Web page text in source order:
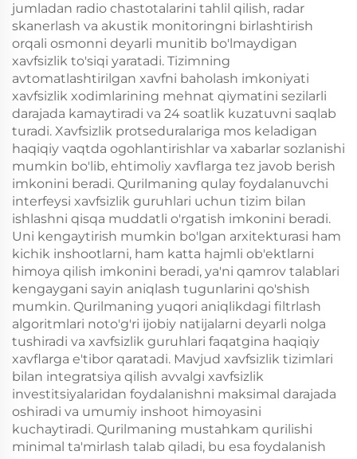
jumladan radio chastotalarini tahlil qilish, radar
skanerlash va akustik monitoringni birlashtirish
orqali osmonni deyarli munitib bo'lmaydigan
xavfsizlik to'siqi yaratadi. Tizimning
avtomatlashtirilgan xavfni baholash imkoniyati
xavfsizlik xodimlarining mehnat qiymatini sezilarli
darajada kamaytiradi va 24 soatlik kuzatuvni saqlab
turadi. Xavfsizlik protseduralariga mos keladigan
haqiqiy vaqtda ogohlantirishlar va xabarlar sozlanishi
mumkin bo'lib, ehtimoliy xavflarga tez javob berish
imkonini beradi. Qurilmaning qulay foydalanuvchi
interfeysi xavfsizlik guruhlari uchun tizim bilan
ishlashni qisqa muddatli o'rgatish imkonini beradi.
Uni kengaytirish mumkin bo'lgan arxitekturasi ham
kichik inshootlarni, ham katta hajmli ob'ektlarni
himoya qilish imkonini beradi, ya'ni qamrov talablari
kengaygani sayin aniqlash tugunlarini qo'shish
mumkin. Qurilmaning yuqori aniqlikdagi filtrlash
algoritmlari noto'g'ri ijobiy natijalarni deyarli nolga
tushiradi va xavfsizlik guruhlari faqatgina haqiqiy
xavflarga e'tibor qaratadi. Mavjud xavfsizlik tizimlari
bilan integratsiya qilish avvalgi xavfsizlik
investitsiyalaridan foydalanishni maksimal darajada
oshiradi va umumiy inshoot himoyasini
kuchaytiradi. Qurilmaning mustahkam qurilishi
minimal ta'mirlash talab qiladi, bu esa foydalanish